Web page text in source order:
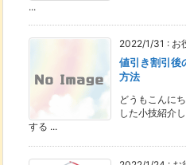
...
2022/1/31 : お
値引き割引後
方法
どうもこんに
した小技紹介
する ...